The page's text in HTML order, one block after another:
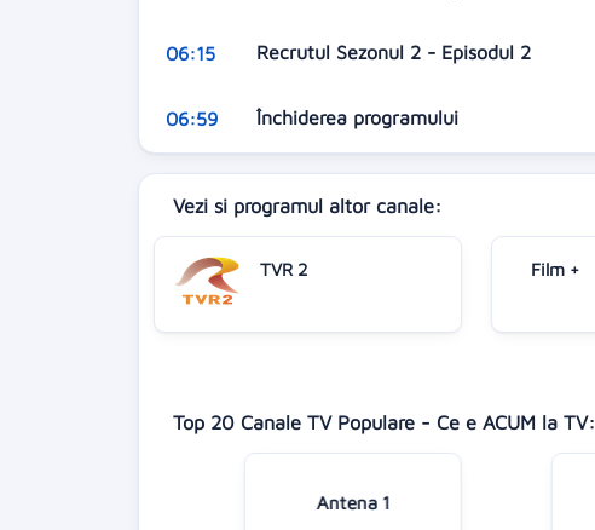
06:15 Recrutul Sezonul 2 - Episodul 2
06:59 Închiderea programului
Vezi si programul altor canale:
TVR 2 Film +
Top 20 Canale TV Populare - Ce e ACUM la TV:
Antena 1